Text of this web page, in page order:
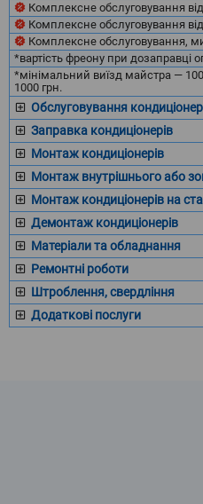
Комплексне обслуговування
Комплексне обслуговування
Комплексне обслуговування,
*вартість фреону при дозаправці
*мінімальний виїзд майстра —
1000 грн.
Обслуговування
Заправка кондиціонерів
Монтаж кондиціонерів
Монтаж внутрішнього або
Монтаж кондиціонерів на
Демонтаж кондиціонерів
Матеріали та обладнання
Ремонтні роботи
Штроблення, свердління
Додаткові послуги